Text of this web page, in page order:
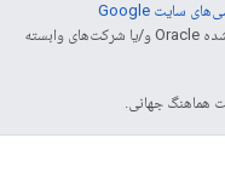
خطمشی‌های سایت Google
مراجعه کنید. جاوا علامت تجاری ثبت‌شده Oracle و/یا شرکت‌های وابسته